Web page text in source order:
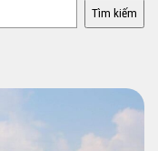
Tìm kiếm